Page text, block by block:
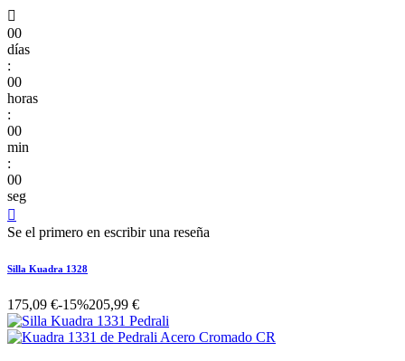

00
días
:
00
horas
:
00
min
:
00
seg

Se el primero en escribir una reseña
Silla Kuadra 1328
175,09 €-15%205,99 €